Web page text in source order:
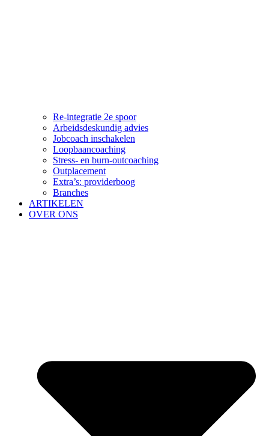
Re-integratie 2e spoor
Arbeidsdeskundig advies
Jobcoach inschakelen
Loopbaancoaching
Stress- en burn-outcoaching
Outplacement
Extra’s: providerboog
Branches
ARTIKELEN
OVER ONS